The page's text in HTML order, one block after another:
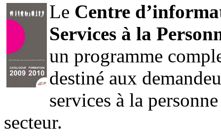
Le Centre
Services à la
un programme
destiné aux
services à la
secteur.